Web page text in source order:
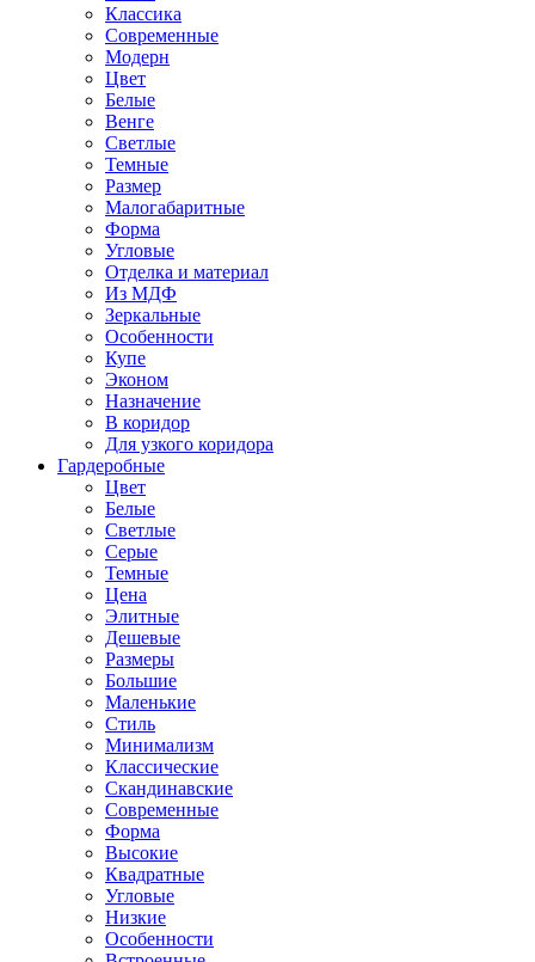
Классика
Современные
Модерн
Цвет
Белые
Венге
Светлые
Темные
Размер
Малогабаритные
Форма
Угловые
Отделка и материал
Из МДФ
Зеркальные
Особенности
Купе
Эконом
Назначение
В коридор
Для узкого коридора
Гардеробные
Цвет
Белые
Светлые
Серые
Темные
Цена
Элитные
Дешевые
Размеры
Большие
Маленькие
Стиль
Минимализм
Классические
Скандинавские
Современные
Форма
Высокие
Квадратные
Угловые
Низкие
Особенности